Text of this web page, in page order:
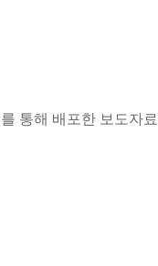
통해 배포한 보도자